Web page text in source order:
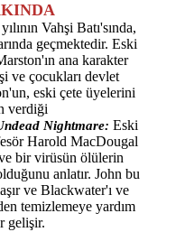
Vahşi Batı'sında,
geçmektedir. Eski
ana karakter
ve çocukları devlet
eski çete üyelerini
verdiği
Nightmare: Eski
Harold MacDougal
bir virüsün ölülerin
anlatır. John bu
ve Blackwater'ı ve
temizlemeye yardım
gelişir.